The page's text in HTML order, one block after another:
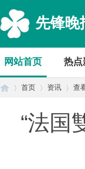
先锋晚
网站首页 热点
首页 资讯 查
“法国